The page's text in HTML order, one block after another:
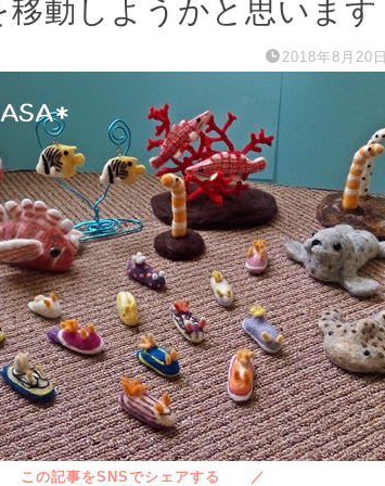
動しようかと思います
2018年8月20日